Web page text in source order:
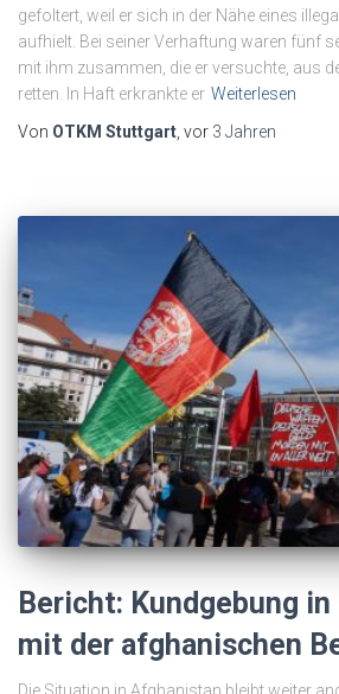
gefoltert, weil er sich in der Nähe eines
aufhielt. Bei seiner Verhaftung waren fünf
mit ihm zusammen, die er versuchte, aus
retten. In Haft erkrankte er Weiterlesen
Von OTKM Stuttgart , vor 3 Jahren
Bericht: Kundgebung
mit der afghanischen
Die Situation in Afghanistan bleibt weiter